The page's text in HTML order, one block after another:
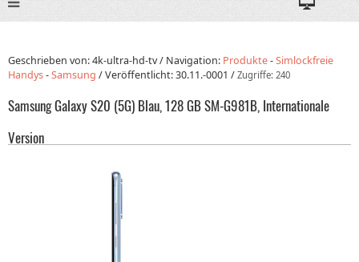
Geschrieben von: 4k-ultra-hd-tv / Navigation: Produkte-Simlockfreie
Handys-Samsung /Veröffentlicht:30.11.-0001 / Zugriffe: 240
Samsung Galaxy S20 (5G) Blau, 128 GB SM-G981B, Internationale
Version